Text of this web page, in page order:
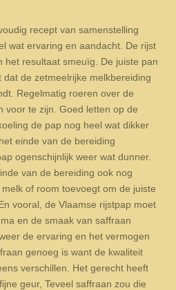
recept van samenstelling
wat ervaring en aandacht. De rijst
het resultaat smeuïg. De juiste pan
de zetmeelrijke melkbereiding
Regelmatig roeren over de
voor te zijn. Goed letten op de
de pap nog heel wat dikker
einde van de bereiding
ogenschijnlijk weer wat dunner.
van de bereiding ook nog
of room toevoegt om de juiste
vooral, de Vlaamse rijstpap moet
en de smaak van saffraan
de ervaring en het vermogen
genoeg is want de kwaliteit
verschillen. Het gerecht heeft
geur, Teveel saffraan zou die